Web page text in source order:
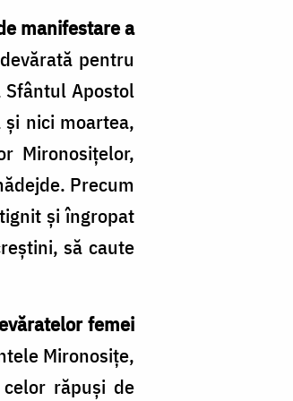
manifestare a
pentru
Apostol
nici moartea,
Mironosițelor,
Precum
și îngropat
să caute
femei
Mironosițe,
răpuși de